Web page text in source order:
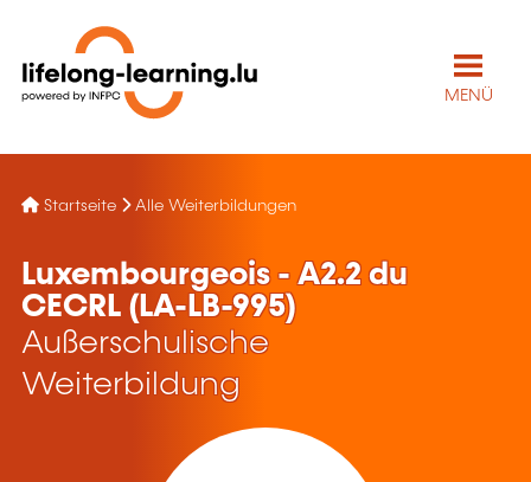
MENÜ
Startseite Alle Weiterbildungen
Luxembourgeois - A2.2 du
CECRL (LA-LB-995)
Außerschulische
Weiterbildung